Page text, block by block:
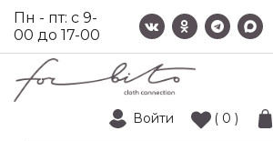
Пн - пт: с 9-
00 до 17-00
Войти ( 0 )